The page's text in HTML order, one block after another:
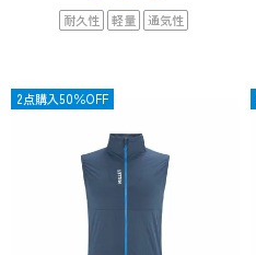
耐久性 軽量 通気性
OUTLET
2点購入50％OFF